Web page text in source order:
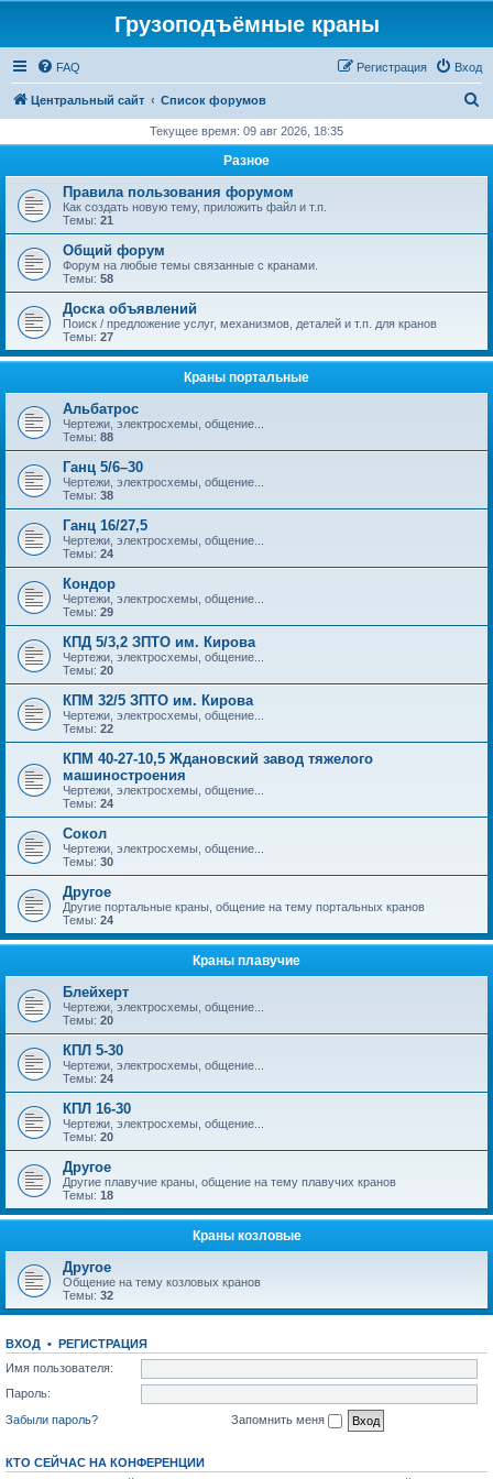
Грузоподъёмные краны
FAQ Вход
Регистрация
Центральный сайт Список форумов
с
Текущее время: 09 авг 2026, 18:35
Разное
Правила пользования форумом
Как создать новую тему, приложить файл и т.п.
Темы: 21
Общий форум
Форум на любые темы связанные с кранами.
Темы: 58
Доска объявлений
Поиск / предложение услуг, механизмов, деталей и т.п. для кранов
Темы: 27
Краны портальные
Альбатрос
Чертежи, электросхемы, общение...
Темы: 88
Ганц 5/6–30
Чертежи, электросхемы, общение...
Темы: 38
Ганц 16/27,5
Чертежи, электросхемы, общение...
Темы: 24
Кондор
Чертежи, электросхемы, общение...
Темы: 29
КПД 5/3,2 ЗПТО им. Кирова
Чертежи, электросхемы, общение...
Темы: 20
КПМ 32/5 ЗПТО им. Кирова
Чертежи, электросхемы, общение...
Темы: 22
КПМ 40-27-10,5 Ждановский завод тяжелого
машиностроения
Чертежи, электросхемы, общение...
Темы: 24
Сокол
Чертежи, электросхемы, общение...
Темы: 30
Другое
Другие портальные краны, общение на тему портальных кранов
Темы: 24
Краны плавучие
Блейхерт
Чертежи, электросхемы, общение...
Темы: 20
КПЛ 5-30
Чертежи, электросхемы, общение...
Темы: 24
КПЛ 16-30
Чертежи, электросхемы, общение...
Темы: 20
Другое
Другие плавучие краны, общение на тему плавучих кранов
Темы: 18
Краны козловые
Другое
Общение на тему козловых кранов
Темы: 32
ВХОД • РЕГИСТРАЦИЯ
Имя пользователя:
Пароль:
Забыли пароль?
Запомнить меня
КТО СЕЙЧАС НА КОНФЕРЕНЦИИ